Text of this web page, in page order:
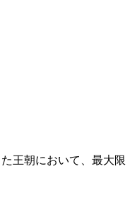
王朝において、最大限